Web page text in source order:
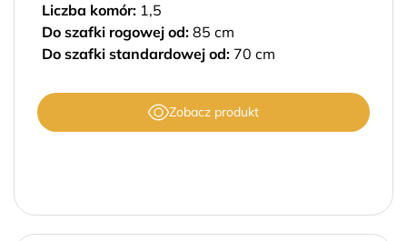
Liczba komór: 1,5
Do szafki rogowej od: 85 cm
Do szafki standardowej od: 70 cm
Zobacz produkt